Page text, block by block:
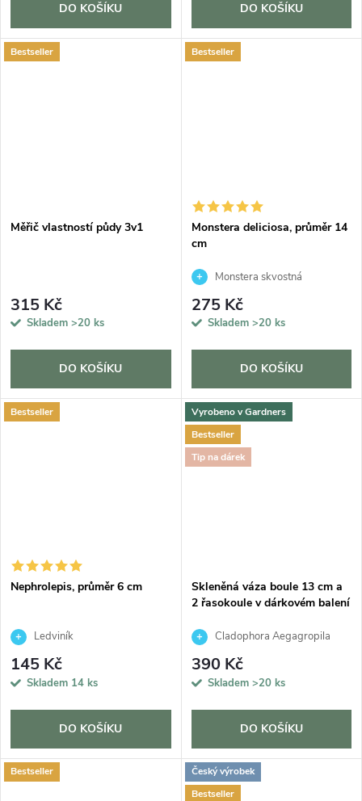
DO KOŠÍKU DO KOŠÍKU
Bestseller
Měřič vlastností půdy 3v1
315 Kč
Skladem >20 ks
DO KOŠÍKU
Bestseller
Monstera deliciosa, průměr 14
cm
Monstera skvostná
275 Kč
Skladem >20 ks
DO KOŠÍKU
Bestseller
Nephrolepis, průměr 6 cm
Ledviník
145 Kč
Skladem 14 ks
DO KOŠÍKU
Vyrobeno v Gardners
Bestseller
Tip na dárek
Skleněná váza boule 13 cm a
2 řasokoule v dárkovém balení
Cladophora Aegagropila
390 Kč
Skladem >20 ks
DO KOŠÍKU
Bestseller
Český výrobek
Bestseller